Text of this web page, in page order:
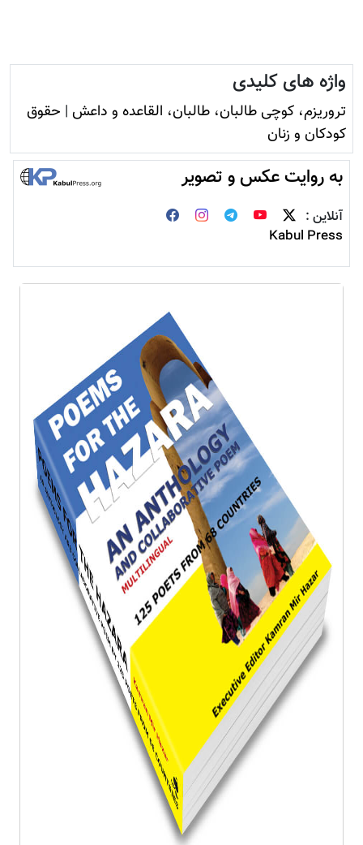
واژه های کلیدی
تروريزم، کوچی طالبان، طالبان، القاعده و داعش | حقوق
کودکان و زنان
به روایت عکس و تصویر
آنلاین :
Kabul Press